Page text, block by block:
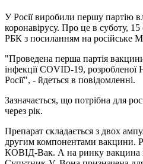
У Росії виробили першу партію
коронавірусу. Про це в суботу,
РБК з посиланням на російське
"Проведена перша партія
інфекції COVID-19,
Росії", - йдеться в повідомленні.
Зазначається, що потрібна для
через рік.
Препарат складається з двох
другим компонентами вакцини.
КОВІД-Вак. А на ринку вакцина